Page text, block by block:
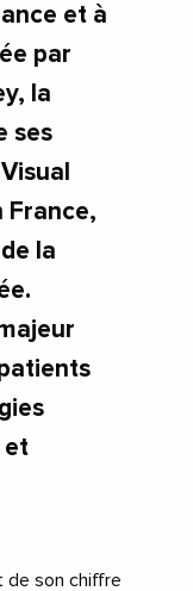
et à
par
la
ses
France,
la
et
de son chiffre